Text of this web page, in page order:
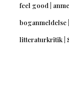
feel good |
litteraturkritik |